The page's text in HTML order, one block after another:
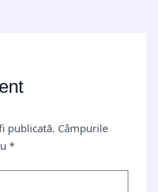
publicată. Câmpurile
*